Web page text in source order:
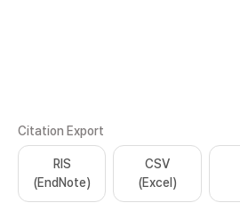
Citation Export
RIS
(EndNote)
CSV
(Excel)